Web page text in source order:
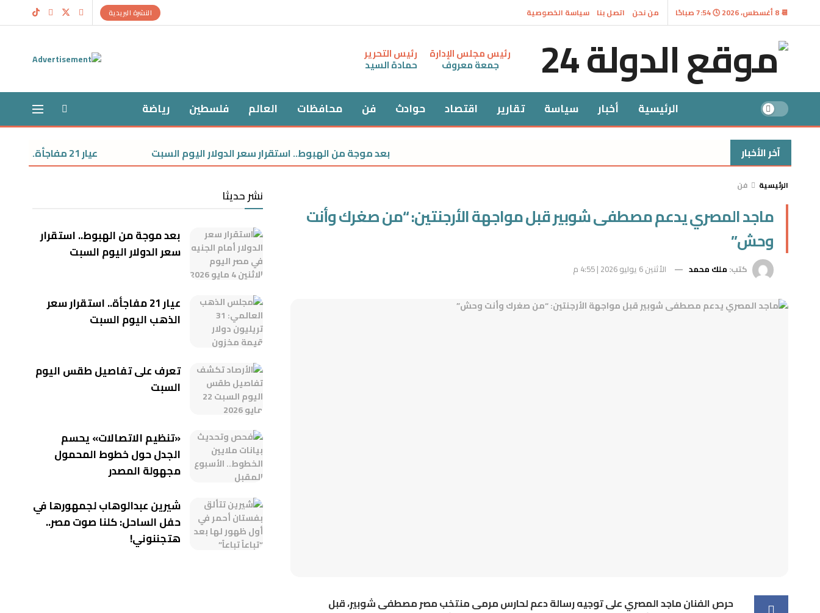
📆 8 أغسطس، 2026 🕓 7:54 صباحًا من نحن اتصل بنا سياسة الخصوصية النشرة البريدية
رئيس مجلس الإدارة
جمعة معروف
رئيس التحرير
حمادة السيد
الرئيسية أخبار سياسة تقارير اقتصاد حوادث فن محافظات العالم فلسطين رياضة
آخر الأخبار بعد موجة من الهبوط.. استقرار سعر الدولار اليوم السبت
الرئيسية فن
ماجد المصري يدعم مصطفى شوبير قبل مواجهة الأرجنتين: “من صغرك وأنت
وحش”
كتب: ملك محمد الأثنين 6 يوليو 2026 | 4:55 م
حرص الفنان ماجد المصري على توجيه رسالة دعم لحارس مرمى منتخب مصر مصطفى شوبير، قبل
نشر حديثا
بعد موجة من الهبوط.. استقرار
سعر الدولار اليوم السبت
عيار 21 مفاجأة.. استقرار سعر
الذهب اليوم السبت
تعرف على تفاصيل طقس اليوم
السبت
«تنظيم الاتصالات» يحسم
الجدل حول خطوط المحمول
مجهولة المصدر
شيرين عبدالوهاب لجمهورها في
حفل الساحل: كلنا صوت مصر..
هتجننوني!